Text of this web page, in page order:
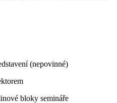
(nepovinné)
bloky semináře